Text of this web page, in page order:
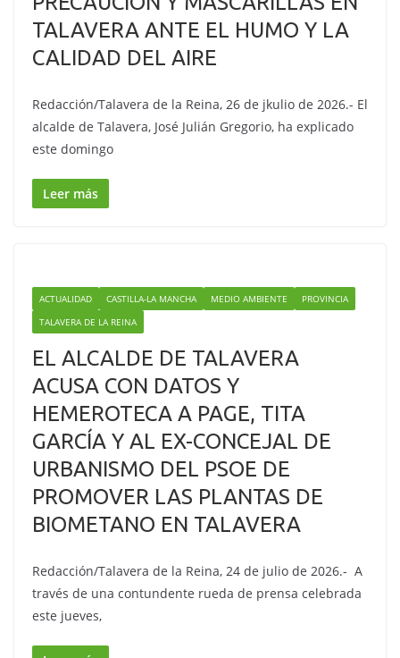
TALAVERA ANTE EL HUMO Y LA
CALIDAD DEL AIRE
Redacción/Talavera de la Reina, 26 de jkulio de 2026.- El
alcalde de Talavera, José Julián Gregorio, ha explicado
este domingo
Leer más
ACTUALIDAD CASTILLA-LA MANCHA MEDIO AMBIENTE
PROVINCIA
TALAVERA DE LA REINA
EL ALCALDE DE TALAVERA
ACUSA CON DATOS Y
HEMEROTECA A PAGE, TITA
GARCÍA Y AL EX-CONCEJAL DE
URBANISMO DEL PSOE DE
PROMOVER LAS PLANTAS DE
BIOMETANO EN TALAVERA
Redacción/Talavera de la Reina, 24 de julio de 2026.- A
través de una contundente rueda de prensa celebrada
este jueves,